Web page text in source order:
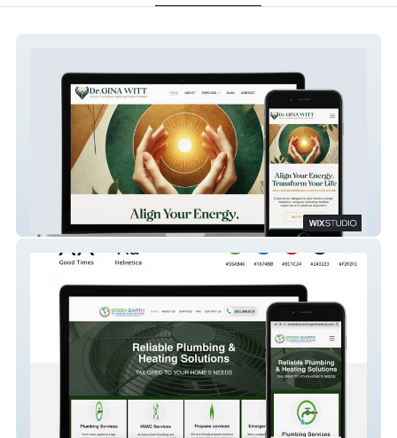
Dr. Gina Witt | ITA Energy Medicine
Green Earth